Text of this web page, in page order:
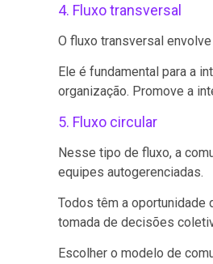
4. Fluxo transversal
O fluxo transversal
Ele é fundamental para a
organização. Promove a
5. Fluxo circular
Nesse tipo de fluxo, a
equipes autogerenciadas.
Todos têm a oportunidade
tomada de decisões
Escolher o modelo de